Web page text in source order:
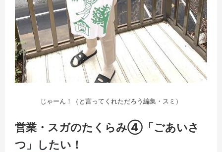
じゃーん！（と言ってくれただろう編集・スミ）
営業・スガのたくらみ④「ごあいさ
つ」したい！